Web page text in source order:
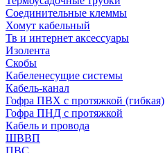
Соединительные клеммы
Хомут кабельный
Тв и интернет аксессуары
Изолента
Скобы
Кабеленесущие системы
Кабель-канал
Гофра ПВХ с протяжкой (гибкая)
Гофра ПНД с протяжкой
Кабель и провода
ШВВП
ПВС